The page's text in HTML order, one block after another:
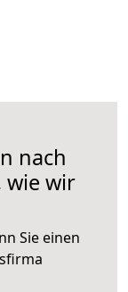
nach
wie wir
Sie einen